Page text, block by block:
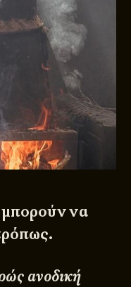
να
ανοδική